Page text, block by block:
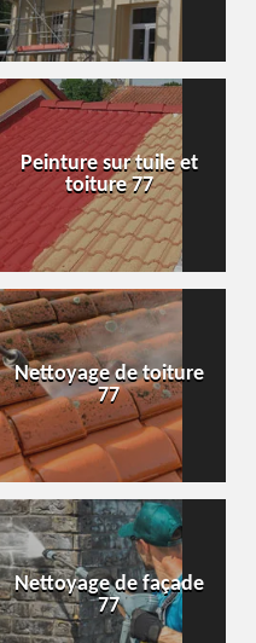
Peinture sur tuile et
toiture 77
Nettoyage de toiture
77
Nettoyage de façade
77